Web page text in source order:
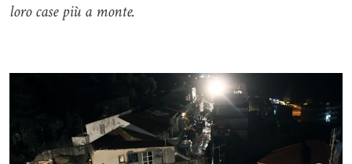
loro case più a monte.